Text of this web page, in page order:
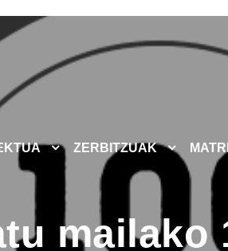
ZERBITZUAK
mailako